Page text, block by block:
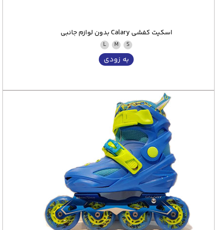
اسکیت کفشی Calary بدون لوازم جانبی
S
M
L
به زودی